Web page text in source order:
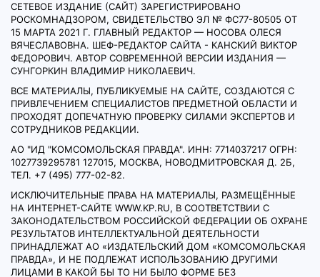
СЕТЕВОЕ ИЗДАНИЕ (САЙТ) ЗАРЕГИСТРИРОВАНО
РОСКОМНАДЗОРОМ, СВИДЕТЕЛЬСТВО ЭЛ № ФС77-80505 ОТ
15 МАРТА 2021 Г. ГЛАВНЫЙ РЕДАКТОР — НОСОВА ОЛЕСЯ
ВЯЧЕСЛАВОВНА. ШЕФ-РЕДАКТОР САЙТА - КАНСКИЙ ВИКТОР
ФЕДОРОВИЧ. АВТОР СОВРЕМЕННОЙ ВЕРСИИ ИЗДАНИЯ —
СУНГОРКИН ВЛАДИМИР НИКОЛАЕВИЧ.
ВСЕ МАТЕРИАЛЫ, ПУБЛИКУЕМЫЕ НА САЙТЕ, СОЗДАЮТСЯ С
ПРИВЛЕЧЕНИЕМ СПЕЦИАЛИСТОВ ПРЕДМЕТНОЙ ОБЛАСТИ И
ПРОХОДЯТ ДОПЕЧАТНУЮ ПРОВЕРКУ СИЛАМИ ЭКСПЕРТОВ И
СОТРУДНИКОВ РЕДАКЦИИ.
АО "ИД "КОМСОМОЛЬСКАЯ ПРАВДА". ИНН: 7714037217 ОГРН:
1027739295781 127015, МОСКВА, НОВОДМИТРОВСКАЯ Д. 2Б,
ТЕЛ. +7 (495) 777-02-82.
ИСКЛЮЧИТЕЛЬНЫЕ ПРАВА НА МАТЕРИАЛЫ, РАЗМЕЩЁННЫЕ
НА ИНТЕРНЕТ-САЙТЕ WWW.KP.RU, В СООТВЕТСТВИИ С
ЗАКОНОДАТЕЛЬСТВОМ РОССИЙСКОЙ ФЕДЕРАЦИИ ОБ ОХРАНЕ
РЕЗУЛЬТАТОВ ИНТЕЛЛЕКТУАЛЬНОЙ ДЕЯТЕЛЬНОСТИ
ПРИНАДЛЕЖАТ АО «ИЗДАТЕЛЬСКИЙ ДОМ «КОМСОМОЛЬСКАЯ
ПРАВДА», И НЕ ПОДЛЕЖАТ ИСПОЛЬЗОВАНИЮ ДРУГИМИ
ЛИЦАМИ В КАКОЙ БЫ ТО НИ БЫЛО ФОРМЕ БЕЗ